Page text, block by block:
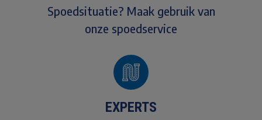
Spoedsituatie? Maak gebruik van
onze spoedservice
EXPERTS